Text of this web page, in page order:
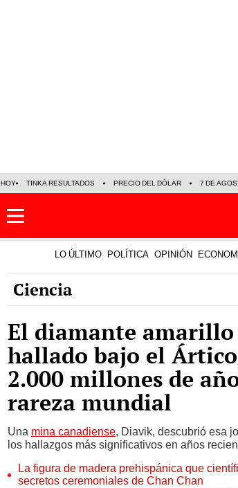
HOY TINKA RESULTADOS PRECIO DEL DÓLAR 7 DE
LO ÚLTIMO POLÍTICA OPINIÓN
Ciencia
El diamante amarillo
hallado bajo el
2.000 millones de
rareza mundial
Una mina canadiense, Diavik, descubrió esa
los hallazgos más significativos en años
La figura de madera prehispánica que
secretos ceremoniales de Chan Chan